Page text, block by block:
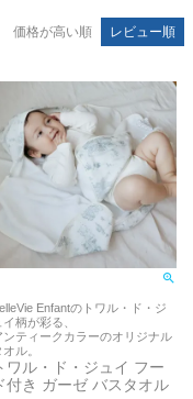
価格が高い順 レビュー順
Enfantのトワル・ド・ジ
イ柄が彩る、
ンティークカラーのオリジナル
オル。
ワル・ド・ジュイ フー
付き ガーゼ バスタオル